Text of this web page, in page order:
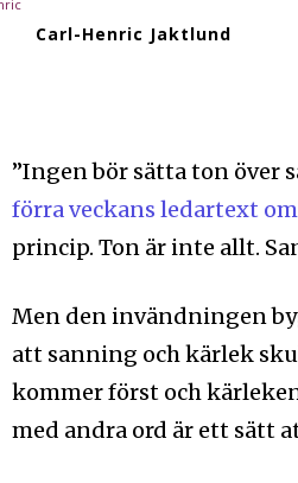
Carl-Henric Jaktlund
”Ingen bör sätta ton över
förra veckans ledartext
princip. Ton är inte allt.
Men den invändningen
att sanning och kärlek
kommer först och
med andra ord är ett sätt